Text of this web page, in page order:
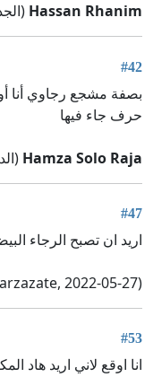
Hassan Rhanim
#42
بصفة مشجع رجاوي أنا
حرف جاء فيها
Hamza Solo Raja
#47
اريد ان تصبح الرجاء
2022-05-27)
#53
انا اوقع لاني اريد هاد